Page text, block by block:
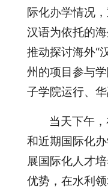
际化办学情况
汉语为依托的
推动探讨海外“
州的项目参与
子学院运行、
当天下午
和近期国际化
展国际化人才
优势，在水利